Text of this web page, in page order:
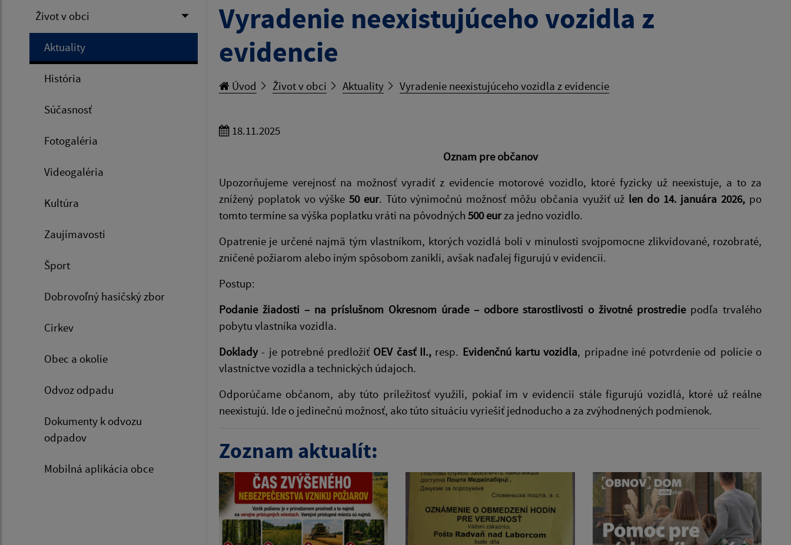
Život v obci
Aktuality
História
Súčasnosť
Fotogaléria
Videogaléria
Kultúra
Zaujímavosti
Šport
Dobrovoľný hasičský zbor
Cirkev
Obec a okolie
Odvoz odpadu
Dokumenty k odvozu
odpadov
Mobilná aplikácia obce
Vyradenie neexistujúceho vozidla z
evidencie
Úvod Život v obci Aktuality Vyradenie neexistujúceho vozidla z evidencie
18.11.2025
Oznam pre občanov
Upozorňujeme verejnosť na možnosť vyradiť z evidencie motorové vozidlo, ktoré fyzicky už neexistuje, a to za
znížený poplatok vo výške50 eur. Túto výnimočnú možnosť môžu občania využiť už len do 14. januára 2026, po
tomto termíne sa výška poplatku vráti na pôvodných 500 eurza jedno vozidlo.
Opatrenie je určené najmä tým vlastníkom, ktorých vozidlá boli v minulosti svojpomocne zlikvidované, rozobraté,
zničené požiarom alebo iným spôsobom zanikli, avšak naďalej figurujú v evidencii.
Postup:
Podanie žiadosti – na príslušnom Okresnom úrade – odbore starostlivosti o životné prostrediepodľa trvalého
pobytu vlastníka vozidla.
Doklady- je potrebné predložiť OEV časť II., resp. Evidenčnú kartu vozidla, prípadne iné potvrdenie od polície o
vlastníctve vozidla a technických údajoch.
Odporúčame občanom, aby túto príležitosť využili, pokiaľ im v evidencii stále figurujú vozidlá, ktoré už reálne
neexistujú. Ide o jedinečnú možnosť, ako túto situáciu vyriešiť jednoducho a za zvýhodnených podmienok.
Zoznam aktualít: